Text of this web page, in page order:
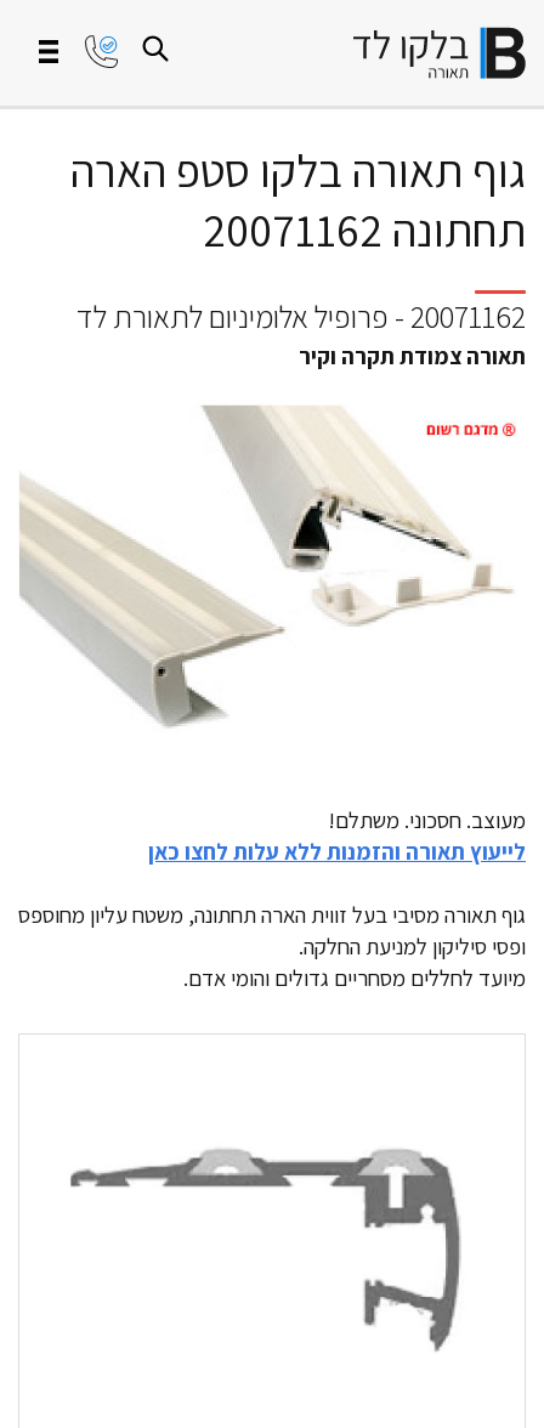
גוף תאורה בלקו סטפ הארה
תחתונה 20071162
20071162 - פרופיל אלומיניום לתאורת לד
תאורה צמודת תקרה וקיר
מעוצב. חסכוני. משתלם!
לייעוץ תאורה והזמנות ללא עלות לחצו כאן
גוף תאורה מסיבי בעל זווית הארה תחתונה, משטח עליון מחוספס
ופסי סיליקון למניעת החלקה.
מיועד לחללים מסחריים גדולים והומי אדם.